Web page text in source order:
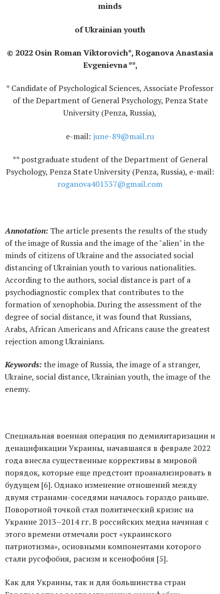
minds
of Ukrainian youth
© 2022 Osin Roman Viktorovich*, Roganova Anastasia
Evgenievna **,
* Candidate of Psychological Sciences, Associate Professor
of the Department of General Psychology, Penza State
University (Penza, Russia),
e-mail: june-89@mail.ru
** postgraduate student of the Department of General
Psychology, Penza State University (Penza, Russia), e-mail:
roganova401337@gmail.com
Annotation: The article presents the results of the study
of the image of Russia and the image of the "alien" in the
minds of citizens of Ukraine and the associated social
distancing of Ukrainian youth to various nationalities.
According to the authors, social distance is part of a
psychodiagnostic complex that contributes to the
formation of xenophobia. During the assessment of the
degree of social distance, it was found that Russians,
Arabs, African Americans and Africans cause the greatest
rejection among Ukrainians.
Keywords:the image of Russia, the image of a stranger,
Ukraine, social distance, Ukrainian youth, the image of the
enemy.
Специальная военная операция по демилитаризации и
денацификации Украины, начавшаяся в феврале 2022
года внесла существенные коррективы в мировой
порядок, которые еще предстоит проанализировать в
будущем [6]. Однако изменение отношений между
двумя странами-соседями началось гораздо раньше.
Поворотной точкой стал политический кризис на
Украине 2013–2014 гг. В российских медиа начиная с
этого времени отмечали рост «украинского
патриотизма», основными компонентами которого
стали русофобия, расизм и ксенофобия [5].
Как для Украины, так и для большинства стран